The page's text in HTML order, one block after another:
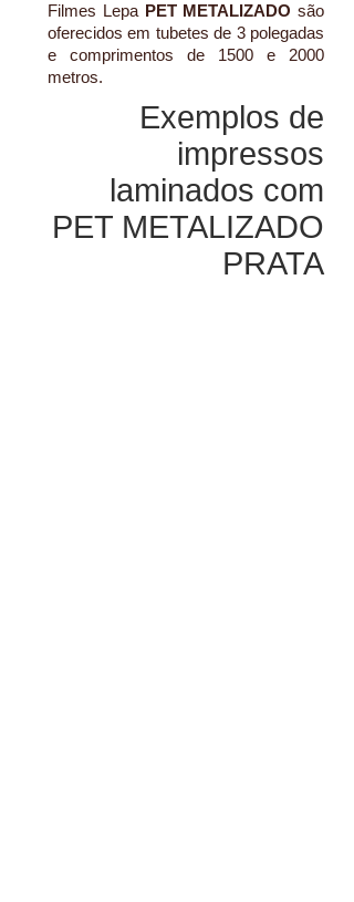
Filmes Lepa PET METALIZADO são
oferecidos em tubetes de 3 polegadas
e comprimentos de 1500 e 2000
metros.
Exemplos de
impressos
laminados com
PET METALIZADO
PRATA